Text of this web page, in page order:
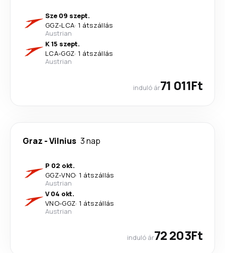
Sze 09 szept.
GGZ-LCA· 1 átszállás
Austrian
K 15 szept.
LCA-GGZ· 1 átszállás
Austrian
induló ár71 011Ft
Graz -Vilnius 3 nap
P 02 okt.
GGZ-VNO· 1 átszállás
Austrian
V 04 okt.
VNO-GGZ· 1 átszállás
Austrian
induló ár72 203Ft